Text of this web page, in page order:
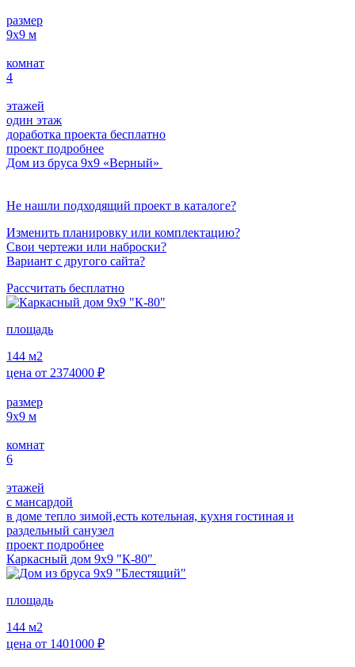
размер
9х9 м
комнат
4
этажей
один этаж
доработка проекта бесплатно
проект подробнее
Дом из бруса 9х9 «Верный»
Не нашли подходящий проект в каталоге?
Изменить планировку или комплектацию?
Свои чертежи или наброски?
Вариант с другого сайта?
Рассчитать бесплатно
площадь
144 м2
цена от 2374000 ₽
размер
9х9 м
комнат
6
этажей
с мансардой
в доме тепло зимой,есть котельная, кухня гостиная и
раздельный санузел
проект подробнее
Каркасный дом 9х9 "К-80"
площадь
144 м2
цена от 1401000 ₽